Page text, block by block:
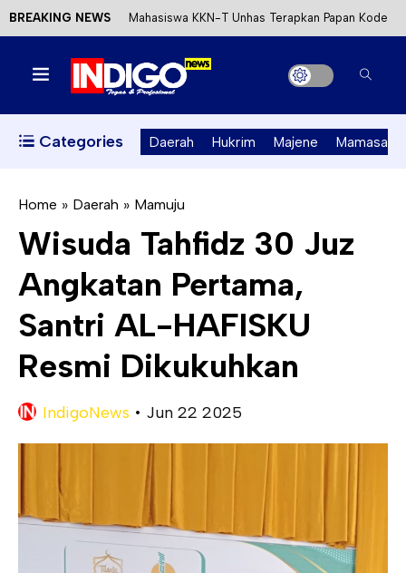
BREAKING NEWS Mahasiswa KKN-T Unhas Terapkan Papan Kode
Etik Wisata di Pantai Lawere Desa Lotang Salo
Satu DPO Pengeroyokan SPBU Tapalang
Ditangkap, Satu Lagi Kabur ke Kalimantan
Perizinan Air Tanah melalui Aplikasi SAPO
Kecewa Kapolresta Absen, APPK Mamuju
Soroti Kejanggalan Kasus Tambang Emas Ilegal
Categories Daerah Hukrim Majene Mamasa
Home » Daerah » Mamuju
Wisuda Tahfidz 30 Juz
Angkatan Pertama,
Santri AL-HAFISKU
Resmi Dikukuhkan
IndigoNews • Jun 22 2025